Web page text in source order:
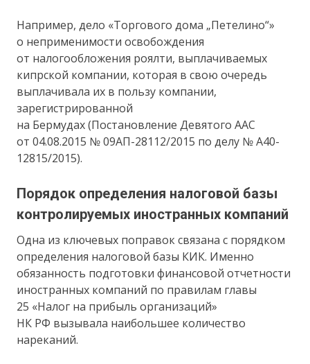
Например, дело «Торгового дома „Петелино“»
о неприменимости освобождения
от налогообложения роялти, выплачиваемых
кипрской компании, которая в свою очередь
выплачивала их в пользу компании,
зарегистрированной
на Бермудах (Постановление Девятого ААС
от 04.08.2015 № 09АП-28112/2015 по делу № А40-
12815/2015).
Порядок определения налоговой базы
контролируемых иностранных компаний
Одна из ключевых поправок связана с порядком
определения налоговой базы КИК. Именно
обязанность подготовки финансовой отчетности
иностранных компаний по правилам главы
25 «Налог на прибыль организаций»
НК РФ вызывала наибольшее количество
нареканий.